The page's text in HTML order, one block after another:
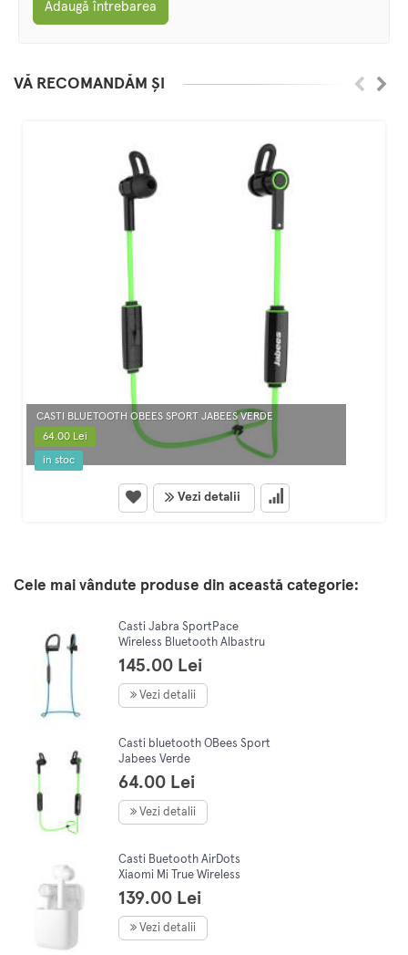
Adaugă întrebarea
VĂ RECOMANDĂM ȘI
CASTI BLUETOOTH OBEES SPORT JABEES VERDE
64.00 Lei
in stoc
Vezi detalii
Cele mai vândute produse din această categorie:
Casti Jabra SportPace
Wireless Bluetooth Albastru
145.00 Lei
Vezi detalii
Casti bluetooth OBees Sport
Jabees Verde
64.00 Lei
Vezi detalii
Casti Buetooth AirDots
Xiaomi Mi True Wireless
Earphones Albe
139.00 Lei
Vezi detalii